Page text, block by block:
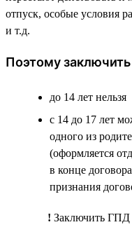
отпуск, особые условия
и т.д.
Поэтому
до 14 лет нельзя
с 14 до 17 лет
одного из
(оформляется
в конце
признания
! Заключить ГПД